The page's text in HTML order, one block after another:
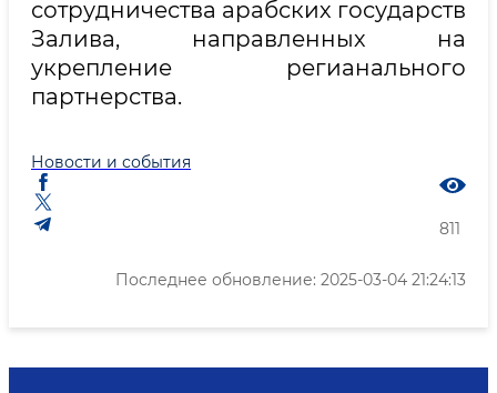
сотрудничества арабских государств
Залива, направленных на
укрепление регианального
партнерства.
Новости и события
811
Последнее обновление: 2025-03-04 21:24:13